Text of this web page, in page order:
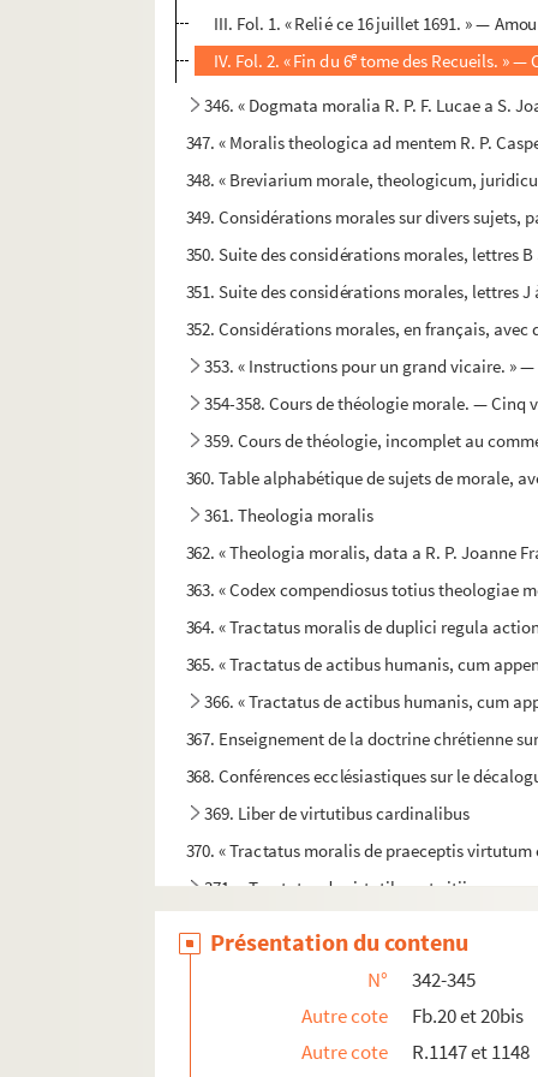
III. Fol. 1. « Relié ce 16 juillet 1691. » —
IV. Fol. 2. « Fin du 6e tome des Recueils. » —
346. « Dogmata moralia R. P. F. Lucae a S.
347. « Moralis theologica ad mentem R. P.
348. « Breviarium morale, theologicum,
349. Considérations morales sur divers sujets,
350. Suite des considérations morales, lettres
351. Suite des considérations morales, lettres
352. Considérations morales, en français,
353. « Instructions pour un grand vicaire. »
354-358. Cours de théologie morale. — Cinq
359. Cours de théologie, incomplet au
360. Table alphabétique de sujets de morale,
361. Theologia moralis
362. « Theologia moralis, data a R. P. Joanne
363. « Codex compendiosus totius theologiae
364. « Tractatus moralis de duplici regula
365. « Tractatus de actibus humanis, cum
366. « Tractatus de actibus humanis, cum
367. Enseignement de la doctrine chrétienne
368. Conférences ecclésiastiques sur le
369. Liber de virtutibus cardinalibus
370. « Tractatus moralis de praeceptis
371. « Tractatus de virtutibus et vitiis »
Présentation du contenu
N°
342-345
Autre cote
Fb.20 et 20bis
Autre cote
R.1147 et 1148